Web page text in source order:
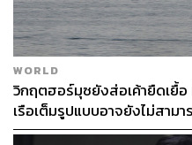
WORLD
วิกฤตฮอร์มุซยังส่อเค้ายืดเยื้อ
เรือเต็มรูปแบบอาจยังไม่สาม